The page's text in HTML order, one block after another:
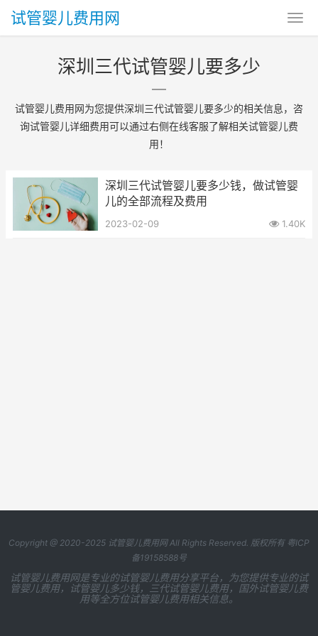
试管婴儿费用网
深圳三代试管婴儿要多少
试管婴儿费用网为您提供深圳三代试管婴儿要多少的相关信息，咨
询试管婴儿详细费用可以通过右侧在线客服了解相关试管婴儿费
用！
深圳三代试管婴儿要多少钱，做试管婴
儿的全部流程及费用
2023-02-09 1.40K
Copyright @ 2020-2025 试管婴儿费用网All Rights Reserved. 版权所有 粤ICP
备19158588号
试管婴儿费用网是专业的试管婴儿费用分享平台，为您提供专业的试
管婴儿费用，试管婴儿多少钱，三代试管婴儿费用，国外试管婴儿费
用等全方位试管婴儿费用相关信息。